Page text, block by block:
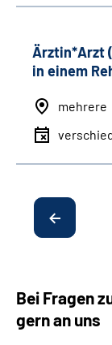
Ärztin*Arzt
in einem
mehrere
Bei Fragen
gern an uns